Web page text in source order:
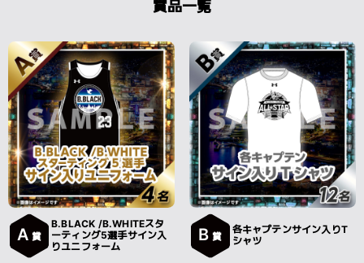
賞品一覧
A 賞
B.BLACK /B.WHITEスタ
ーティング5選手サイン入
りユニフォーム
B 賞
各キャプテンサイン入りT
シャツ